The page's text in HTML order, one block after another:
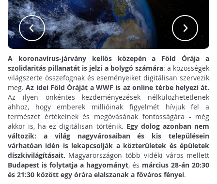
A koronavírus-járvány kellős közepén a Föld Órája a
szolidaritás pillanatát is jelzi a bolygó számára: a közösségek
világszerte összefognak és eseményeiket digitálisan szervezik
meg.Az idei Föld Óráját a WWF is az online térbe helyezi át.
Az ilyen önkéntes kezdeményezések nélkülözhetetlenek
ahhoz, hogy emberek millióinak figyelmét hívjuk fel a
természet értékeinek és megóvásának fontosságára - még
akkor is, ha ez digitálisan történik. Egy dolog azonban nem
változik: a világ nagyvárosaiban és kis településein
várhatóan idén is lekapcsolják a közterületek és épületek
díszkivilágításait. Magyarországon több vidéki város mellett
Budapest is folytatja a hagyományt, és március 28-án 20:30
és 21:30 között egy órára elalszanak a főváros fényei.